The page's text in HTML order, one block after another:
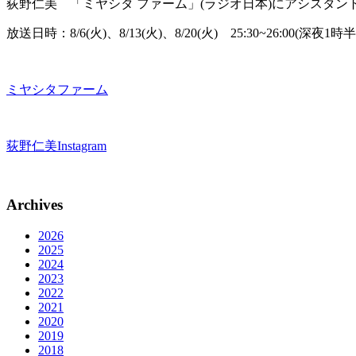
荻野仁美 「ミヤシタ ファーム」(ラジオ日本)にアシスタン
放送日時：8/6(火)、8/13(火)、8/20(火) 25:30~26:00(深夜1時
ミヤシタファーム
荻野仁美Instagram
Archives
2026
2025
2024
2023
2022
2021
2020
2019
2018